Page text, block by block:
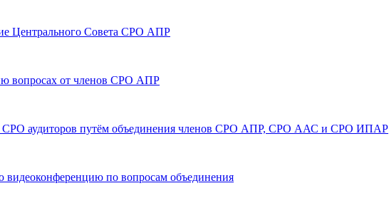
Центрального Совета СРО АПР
вопросах от членов СРО АПР
СРО аудиторов путём объединения членов СРО АПР, СРО ААС и СРО ИПАР
по вопросам объединения